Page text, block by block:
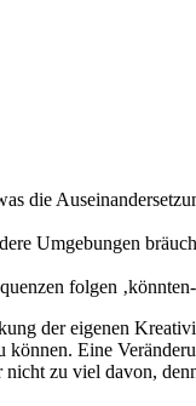
die
Umgebungen
folgen
der eigenen
können. Eine
zu viel davon,